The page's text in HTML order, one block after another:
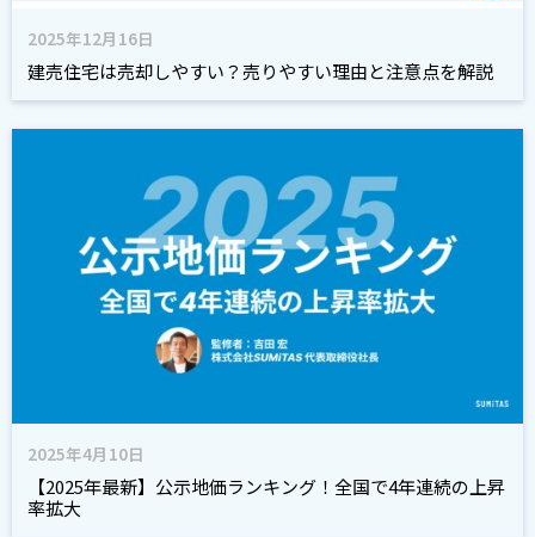
2025年12月16日
建売住宅は売却しやすい？売りやすい理由と注意点を解説
2025年4月10日
【2025年最新】公示地価ランキング！全国で4年連続の上昇
率拡大